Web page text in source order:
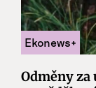
Odměny